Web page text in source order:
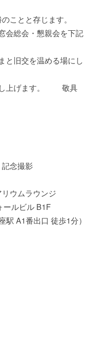
ことと存じます。
会総会・懇親会を下記
と旧交を温める場にし
し上げます。 敬具
念撮影
ウムラウンジ
ールビル B1F
駅 A1番出口 徒歩1分）
→